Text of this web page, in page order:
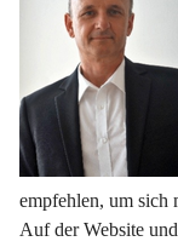
empfehlen, um sich
Auf der Website